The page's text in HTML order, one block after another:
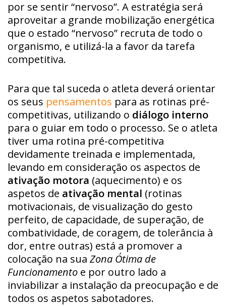
por se sentir “nervoso”. A estratégia será
aproveitar a grande mobilização energética
que o estado “nervoso” recruta de todo o
organismo, e utilizá-la a favor da tarefa
competitiva.
Para que tal suceda o atleta deverá orientar
os seus pensamentos para as rotinas pré-
competitivas, utilizando o diálogo interno
para o guiar em todo o processo. Se o atleta
tiver uma rotina pré-competitiva
devidamente treinada e implementada,
levando em consideração os aspectos de
ativação motora (aquecimento) e os
aspetos de ativação mental (rotinas
motivacionais, de visualização do gesto
perfeito, de capacidade, de superação, de
combatividade, de coragem, de tolerância à
dor, entre outras) está a promover a
colocação na suaZona Ótima de
Funcionamento e por outro lado a
inviabilizar a instalação da preocupação e de
todos os aspetos sabotadores.